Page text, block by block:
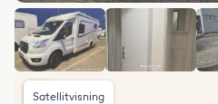
Satellitvisning